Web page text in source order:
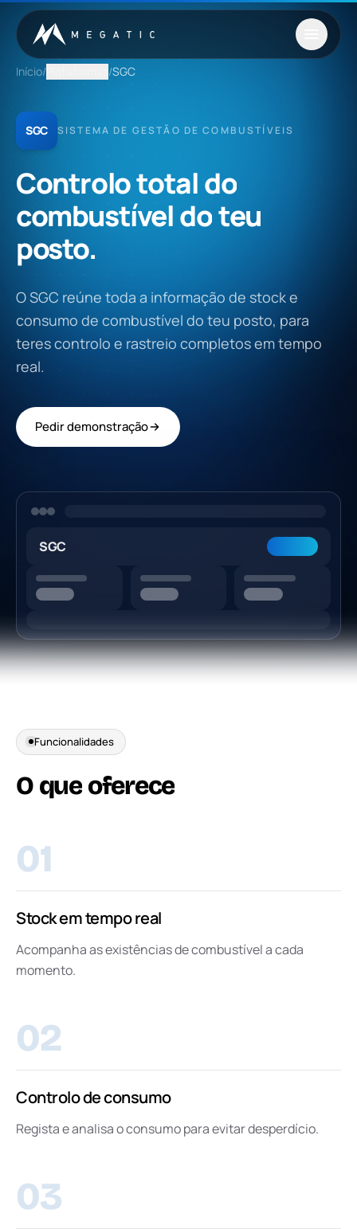
Saltar para o conteúdo
Início/ /SGC
SGC SISTEMA DE GESTÃO DE COMBUSTÍVEIS
Controlototaldo
combustíveldoteu
posto.
O SGC reúne toda a informação de stock e
consumo de combustível do teu posto, para
teres controlo e rastreio completos em tempo
real.
Pedir demonstração
SGC
Funcionalidades
O que oferece
01
Stock em tempo real
Acompanha as existências de combustível a cada
momento.
02
Controlo de consumo
Regista e analisa o consumo para evitar desperdício.
03